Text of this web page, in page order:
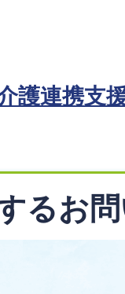
護連携支
るお